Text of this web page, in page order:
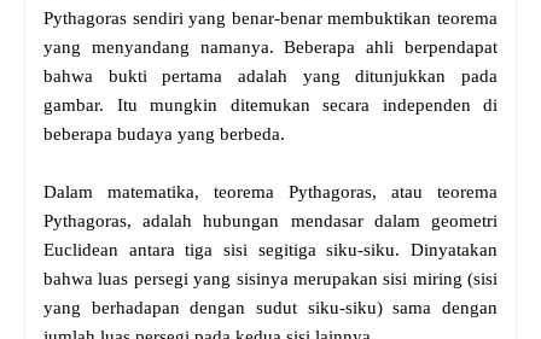
Pythagoras sendiri yang benar-benar membuktikan teorema
yang menyandang namanya. Beberapa ahli berpendapat
bahwa bukti pertama adalah yang ditunjukkan pada
gambar. Itu mungkin ditemukan secara independen di
beberapa budaya yang berbeda.
Dalam matematika, teorema Pythagoras, atau teorema
Pythagoras, adalah hubungan mendasar dalam geometri
Euclidean antara tiga sisi segitiga siku-siku. Dinyatakan
bahwa luas persegi yang sisinya merupakan sisi miring (sisi
yang berhadapan dengan sudut siku-siku) sama dengan